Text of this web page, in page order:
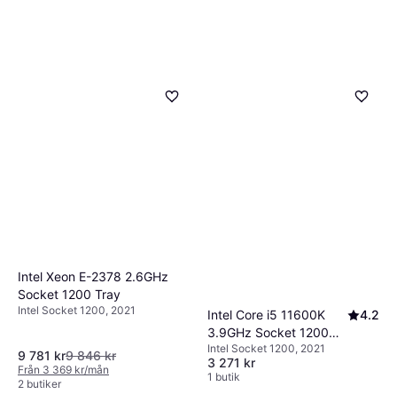
Intel Xeon E-2378 2.6GHz
Socket 1200 Tray
Intel Socket 1200, 2021
9 781 kr9 846 kr
Från 3 369 kr/mån
2 butiker
Intel Core i5 11600K
3.9GHz Socket 1200
Box without Cooler
4.2
Intel Socket 1200, 2021
3 271 kr
1 butik